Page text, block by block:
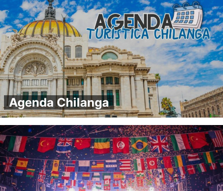
Agenda Chilanga